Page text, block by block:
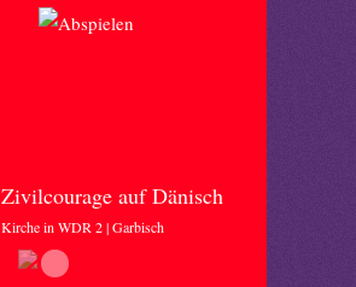
Zivilcourage auf Dänisch
Kirche in WDR 2 | Garbisch